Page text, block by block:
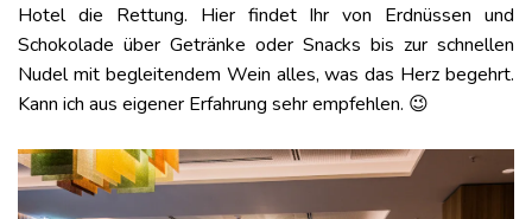
Hotel die Rettung. Hier findet Ihr von Erdnüssen und
Schokolade über Getränke oder Snacks bis zur schnellen
Nudel mit begleitendem Wein alles, was das Herz begehrt.
Kann ich aus eigener Erfahrung sehr empfehlen. 😉